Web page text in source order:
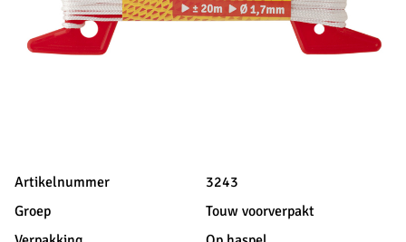
Artikelnummer
3243
Groep
Touw voorverpakt